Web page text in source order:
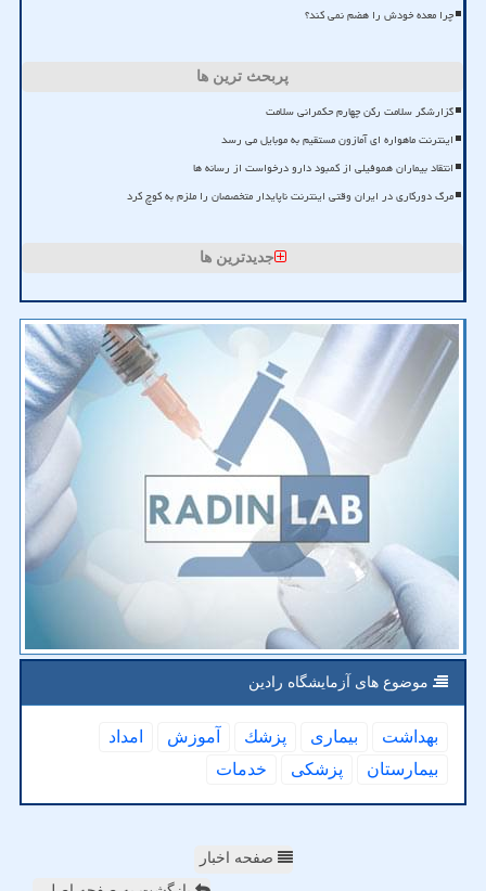
چرا معده خودش را هضم نمی کند؟
پربحث ترین ها
گزارشگر سلامت رکن چهارم حکمرانی سلامت
اینترنت ماهواره ای آمازون مستقیم به موبایل می رسد
انتقاد بیماران هموفیلی از کمبود دارو درخواست از رسانه ها
مرگ دورکاری در ایران وقتی اینترنت ناپایدار متخصصان را ملزم به کوچ کرد
جدیدترین ها
موضوع های آزمایشگاه رادین
بهداشت بیماری پزشك آموزش
امداد
بیمارستان
پزشكی خدمات
صفحه اخبار